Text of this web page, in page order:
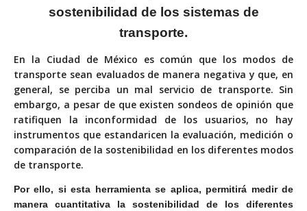
sostenibilidad de los sistemas de
transporte.
En la Ciudad de México es común que los modos de
transporte sean evaluados de manera negativa y que, en
general, se perciba un mal servicio de transporte. Sin
embargo, a pesar de que existen sondeos de opinión que
ratifiquen la inconformidad de los usuarios, no hay
instrumentos que estandaricen la evaluación, medición o
comparación de la sostenibilidad en los diferentes modos
de transporte.
Por ello, si esta herramienta se aplica, permitirá medir de
manera cuantitativa la sostenibilidad de los diferentes